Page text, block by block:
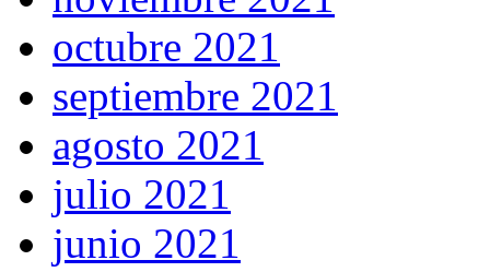
octubre 2021
septiembre 2021
agosto 2021
julio 2021
junio 2021